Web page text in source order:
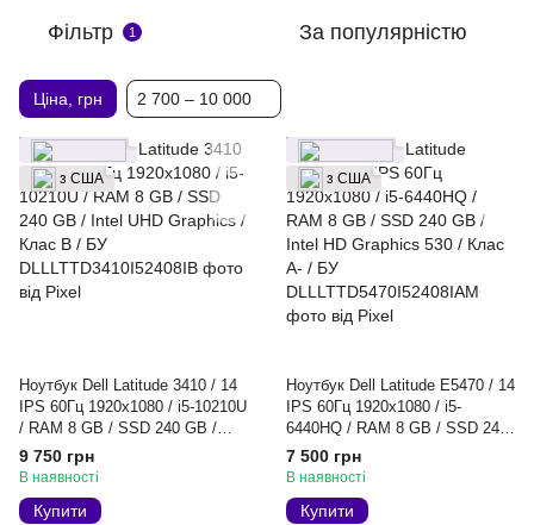
Фільтр 1 За популярністю
Ціна, грн 2 700 – 10 000
з США
Ноутбук Dell Latitude 3410 / 14
IPS 60Гц 1920x1080 / i5-10210U
/ RAM 8 GB / SSD 240 GB /
Intel UHD Graphics / Клас B /
БУ
9 750 грн
В наявності
Купити
з США
Ноутбук Dell Latitude E5470 / 14
IPS 60Гц 1920x1080 / i5-
6440HQ / RAM 8 GB / SSD 240
GB / Intel HD Graphics 530 /
Клас A- / БУ
7 500 грн
В наявності
Купити